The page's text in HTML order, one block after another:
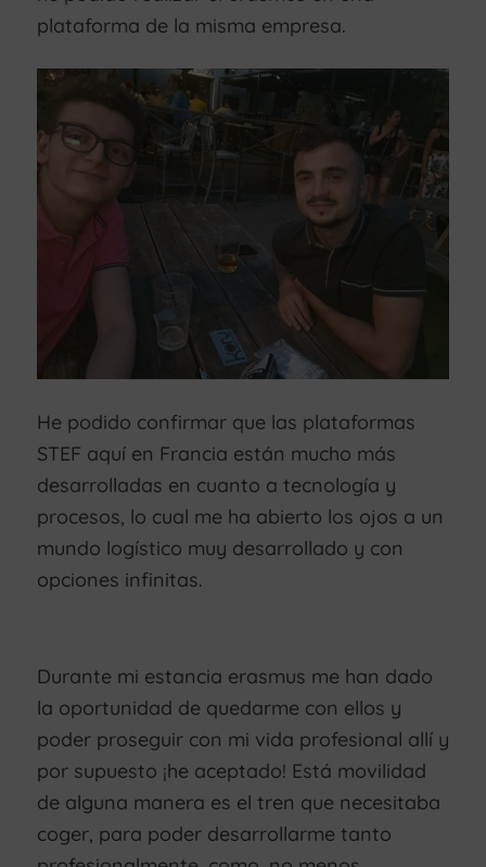
plataforma de la misma empresa.
He podido confirmar que las plataformas
STEF aquí en Francia están mucho más
desarrolladas en cuanto a tecnología y
procesos, lo cual me ha abierto los ojos a un
mundo logístico muy desarrollado y con
opciones infinitas.
Durante mi estancia erasmus me han dado
la oportunidad de quedarme con ellos y
poder proseguir con mi vida profesional allí y
por supuesto ¡he aceptado! Está movilidad
de alguna manera es el tren que necesitaba
coger, para poder desarrollarme tanto